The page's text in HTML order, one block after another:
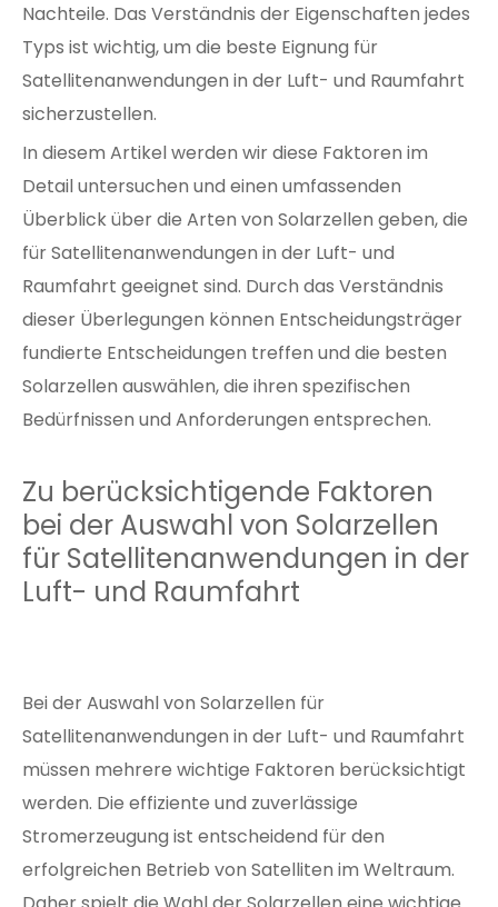
Nachteile. Das Verständnis der Eigenschaften jedes
Typs ist wichtig, um die beste Eignung für
Satellitenanwendungen in der Luft- und Raumfahrt
sicherzustellen.
In diesem Artikel werden wir diese Faktoren im
Detail untersuchen und einen umfassenden
Überblick über die Arten von Solarzellen geben, die
für Satellitenanwendungen in der Luft- und
Raumfahrt geeignet sind. Durch das Verständnis
dieser Überlegungen können Entscheidungsträger
fundierte Entscheidungen treffen und die besten
Solarzellen auswählen, die ihren spezifischen
Bedürfnissen und Anforderungen entsprechen.
Zu berücksichtigende Faktoren
bei der Auswahl von Solarzellen
für Satellitenanwendungen in der
Luft- und Raumfahrt
Bei der Auswahl von Solarzellen für
Satellitenanwendungen in der Luft- und Raumfahrt
müssen mehrere wichtige Faktoren berücksichtigt
werden. Die effiziente und zuverlässige
Stromerzeugung ist entscheidend für den
erfolgreichen Betrieb von Satelliten im Weltraum.